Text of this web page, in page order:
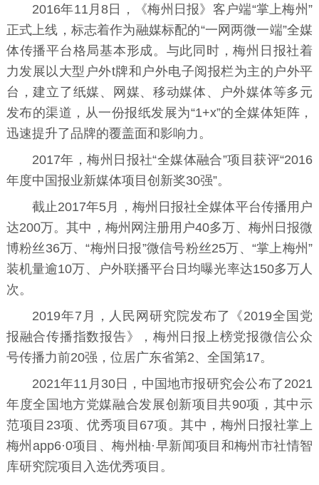
2016年11月8日，《梅州日报》客户端“掌上梅州”
正式上线，标志着作为融媒标配的“一网两微一端”全媒
体传播平台格局基本形成。与此同时，梅州日报社着
力发展以大型户外t牌和户外电子阅报栏为主的户外平
台，建立了纸媒、网媒、移动媒体、户外媒体等多元
发布的渠道，从一份报纸发展为“1+x”的全媒体矩阵，
迅速提升了品牌的覆盖面和影响力。
2017年，梅州日报社“全媒体融合”项目获评“2016
年度中国报业新媒体项目创新奖30强”。
截止2017年5月，梅州日报社全媒体平台传播用户
达200万。其中，梅州网注册用户40多万、梅州日报微
博粉丝36万、“梅州日报”微信号粉丝25万、“掌上梅州”
装机量逾10万、户外联播平台日均曝光率达150多万人
次。
2019年7月， 人民网研究院发布了《2019全国党
报融合传播指数报告》，梅州日报上榜党报微信公众
号传播力前20强，位居广东省第2、全国第17。
2021年11月30日，中国地市报研究会公布了2021
年度全国地方党媒融合发展创新项目共90项，其中示
范项目23项、优秀项目67项。其中，梅州日报社掌上
梅州app6·0项目、梅州柚·早新闻项目和梅州市社情智
库研究院项目入选优秀项目。